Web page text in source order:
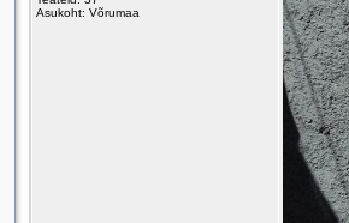
Asukoht: Võrumaa